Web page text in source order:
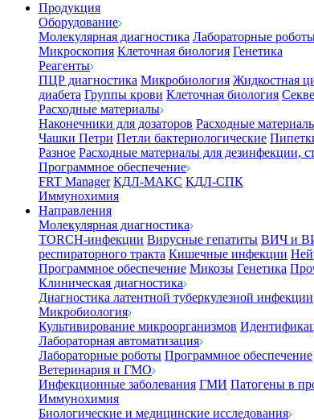
Продукция
Оборудование
Молекулярная диагностика Лабораторные
Микроскопия Клеточная биология Генетика
Реагенты
ПЦР диагностика Микробиология Жидкостная
диабета Группы крови Клеточная биология
Расходные материалы
Наконечники для дозаторов Расходные
Чашки Петри Петли бактериологические
Разное Расходные материалы для дезинфекции,
Программное обеспечение
FRT Manager КДЛ-МАКС КДЛ-СПК
Иммунохимия
Направления
Молекулярная диагностика
TORCH-инфекции Вирусные гепатиты ВИЧ и
респираторного тракта Кишечные инфекции
Программное обеспечение Микозы Генетика
Клиническая диагностика
Диагностика латентной туберкулезной инфекции
Микробиология
Культивирование микроорганизмов
Лабораторная автоматизация
Лабораторные роботы Программное обеспечение
Ветеринария и ГМО
Инфекционные заболевания ГМИ Патогены в
Иммунохимия
Биологические и медицинские исследования